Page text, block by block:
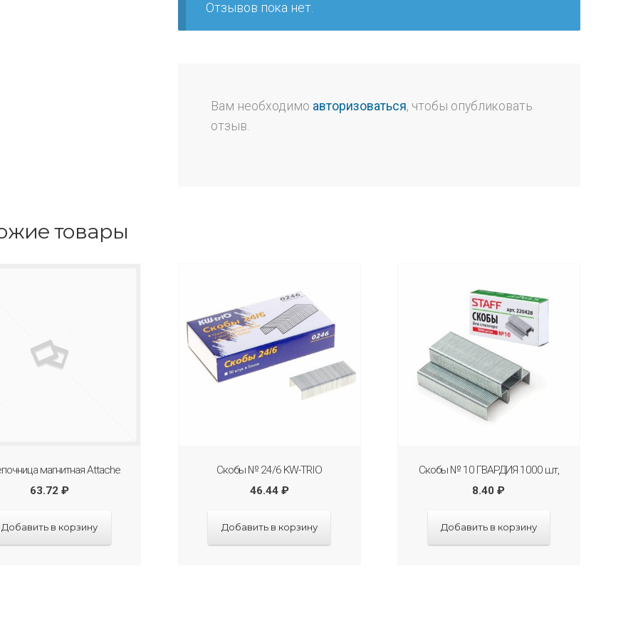
Отзывов пока нет.
Вам необходимо авторизоваться, чтобы опубликовать
отзыв.
товары
магнитная Attache
63.72₽
Добавить в корзину
Скобы № 24/6 KW-TRIO
46.44 ₽
Добавить в корзину
Скобы № 10 ГВАРДИЯ 1000 шт,
8.40₽
Добавить в корзину